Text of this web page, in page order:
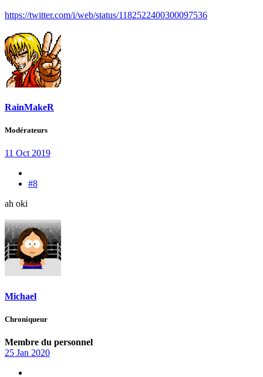
https://twitter.com/i/web/status/1182522400300097536
RainMakeR
Modérateurs
11 Oct 2019
#8
ah oki
Michael
Chroniqueur
Membre du personnel
25 Jan 2020